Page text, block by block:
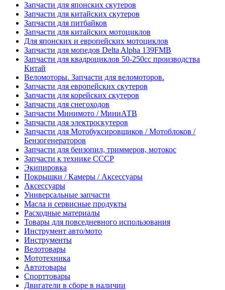
Запчасти для японских скутеров
Запчасти для китайских скутеров
Запчасти для питбайков
Запчасти для китайских мотоциклов
Для японских и европейских мотоциклов
Запчасти для мопедов Delta Alpha 139FMB
Запчасти для квадроциклов 50-250сс производства
Китай
Веломоторы. Запчасти для веломоторов.
Запчасти для европейских скутеров
Запчасти для корейских скутеров
Запчасти для снегоходов
Запчасти Минимото / МиниАТВ
Запчасти для электроскутеров
Запчасти для Мотобуксировщиков / Мотоблоков /
Бензогенераторов
Запчасти для бензопил, триммеров, мотокос
Запчасти к технике СССР
Экипировка
Покрышки / Камеры / Аксессуары
Аксессуары
Универсальные запчасти
Масла и сервисные продукты
Расходные материалы
Товары для повседневного использования
Инструмент авто/мото
Инструменты
Велотовары
Мототехника
Автотовары
Спорттовары
Двигатели в сборе в наличии